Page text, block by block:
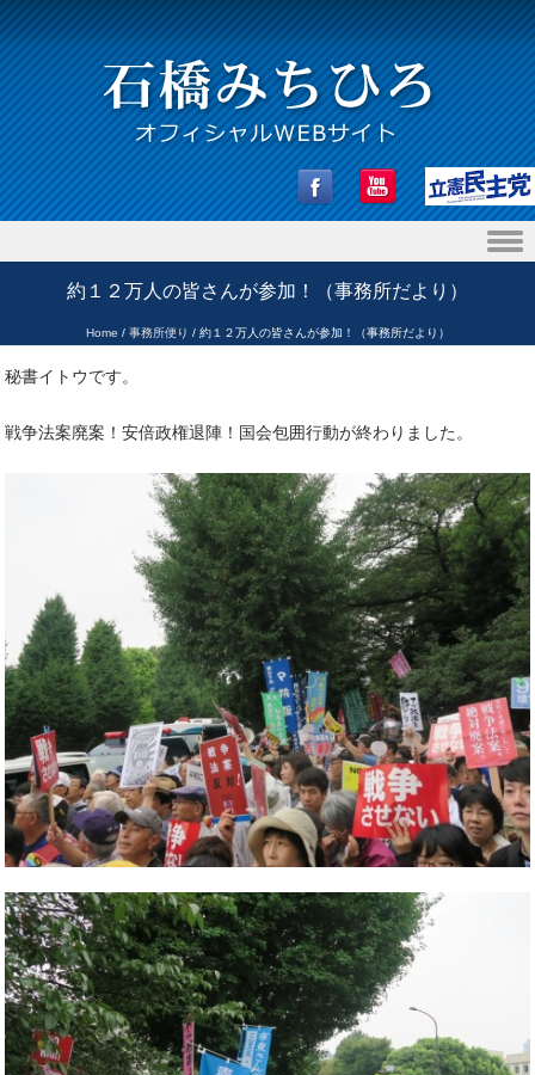
Skip to content
約１２万人の皆さんが参加！（事務所だより）
Home /事務所便り /約１２万人の皆さんが参加！（事務所だより）
秘書イトウです。
戦争法案廃案！安倍政権退陣！国会包囲行動が終わりました。